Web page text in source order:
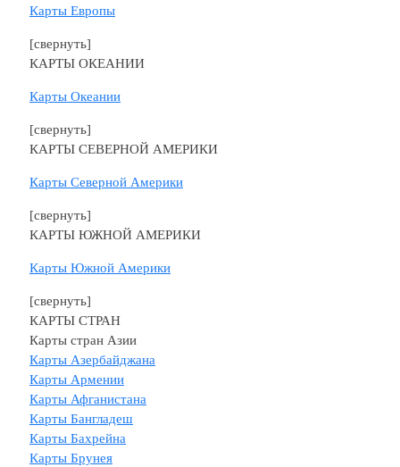
Карты Европы
[свернуть]
КАРТЫ ОКЕАНИИ
Карты Океании
[свернуть]
КАРТЫ СЕВЕРНОЙ АМЕРИКИ
Карты Северной Америки
[свернуть]
КАРТЫ ЮЖНОЙ АМЕРИКИ
Карты Южной Америки
[свернуть]
КАРТЫ СТРАН
Карты стран Азии
Карты Азербайджана
Карты Армении
Карты Афганистана
Карты Бангладеш
Карты Бахрейна
Карты Брунея